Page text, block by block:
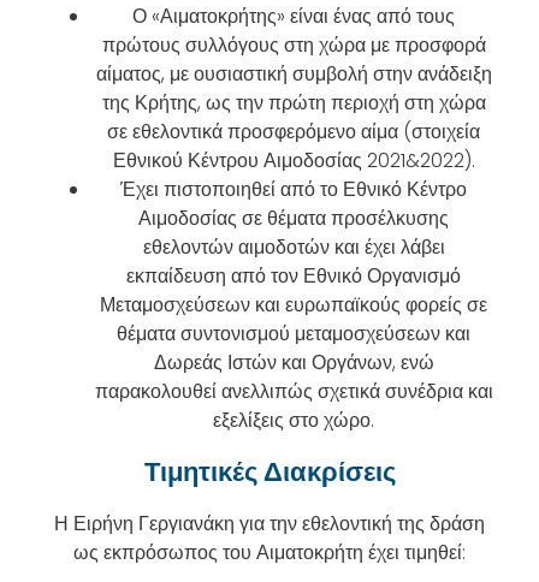
Ο «Αιματοκρήτης» είναι ένας από τους
πρώτους συλλόγους στη χώρα με προσφορά
αίματος, με ουσιαστική συμβολή στην ανάδειξη
της Κρήτης, ως την πρώτη περιοχή στη χώρα
σε εθελοντικά προσφερόμενο αίμα (στοιχεία
Εθνικού Κέντρου Αιμοδοσίας 2021&2022).
Έχει πιστοποιηθεί από το Εθνικό Κέντρο
Αιμοδοσίας σε θέματα προσέλκυσης
εθελοντών αιμοδοτών και έχει λάβει
εκπαίδευση από τον Εθνικό Οργανισμό
Μεταμοσχεύσεων και ευρωπαϊκούς φορείς σε
θέματα συντονισμού μεταμοσχεύσεων και
Δωρεάς Ιστών και Οργάνων, ενώ
παρακολουθεί ανελλιπώς σχετικά συνέδρια και
εξελίξεις στο χώρο.
Τιμητικές Διακρίσεις
Η Ειρήνη Γεργιανάκη για την εθελοντική της δράση
ως εκπρόσωπος του Αιματοκρήτη έχει τιμηθεί: